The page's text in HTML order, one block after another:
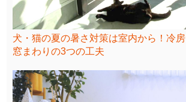
犬・猫の夏の暑さ対策は室内から！冷
窓まわりの3つの工夫